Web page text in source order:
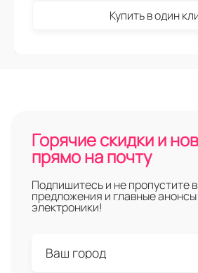
Купить в один
Горячие скидки и
прямо на почту
Подпишитесь и не пропустите
предложения и главные
электроники!